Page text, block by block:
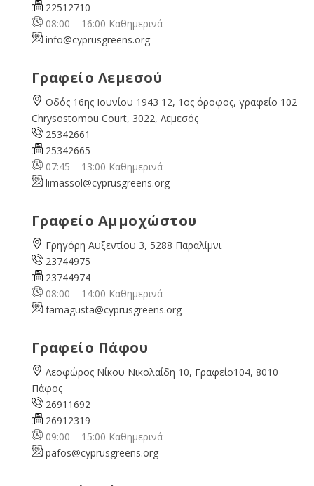
22512710
08:00 – 16:00 Καθημερινά
info@cyprusgreens.org
Γραφείο Λεμεσού
Οδός 16ης Ιουνίου 1943 12, 1ος όροφος, γραφείο 102
Chrysostomou Court, 3022, Λεμεσός
25342661
25342665
07:45 – 13:00 Καθημερινά
limassol@cyprusgreens.org
Γραφείο Αμμοχώστου
Γρηγόρη Αυξεντίου 3, 5288 Παραλίμνι
23744975
23744974
08:00 – 14:00 Καθημερινά
famagusta@cyprusgreens.org
Γραφείο Πάφου
Λεοφώρος Νίκου Νικολαίδη 10, Γραφείο104, 8010
Πάφος
26911692
26912319
09:00 – 15:00 Καθημερινά
pafos@cyprusgreens.org